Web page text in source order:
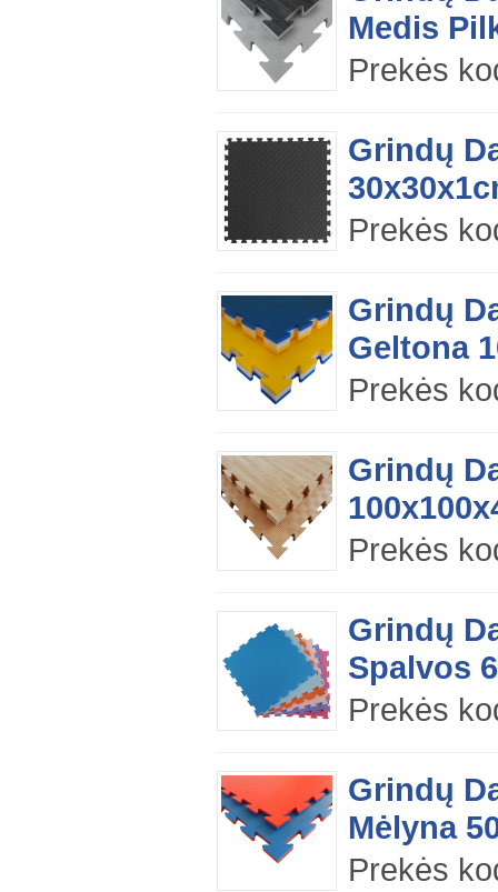
Medis
Prekės
Grindų
Prekės
Grindų
Geltona
Prekės
Grindų
Prekės
Grindų
Spalvos
Prekės
Grindų
Mėlyna
Prekės